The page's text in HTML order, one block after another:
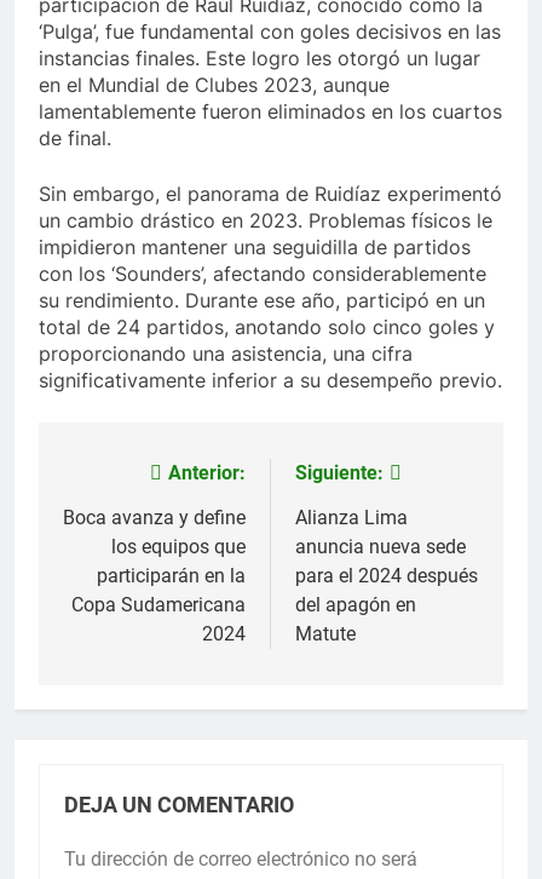
‘Pulga’, fue fundamental con goles decisivos en las
instancias finales. Este logro les otorgó un lugar
en el Mundial de Clubes 2023, aunque
lamentablemente fueron eliminados en los cuartos
de final.
Sin embargo, el panorama de Ruidíaz experimentó
un cambio drástico en 2023. Problemas físicos le
impidieron mantener una seguidilla de partidos
con los ‘Sounders’, afectando considerablemente
su rendimiento. Durante ese año, participó en un
total de 24 partidos, anotando solo cinco goles y
proporcionando una asistencia, una cifra
significativamente inferior a su desempeño previo.
Navegación
de
entradas
Anterior:
Boca avanza y define
los equipos que
participarán en la
Copa Sudamericana
2024
Siguiente:
Alianza Lima
anuncia nueva sede
para el 2024 después
del apagón en
Matute
DEJA UN COMENTARIO
Tu dirección de correo electrónico no será